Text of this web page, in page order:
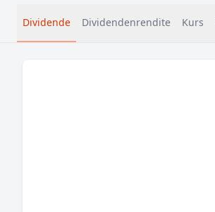
Dividende Dividendenrendite Kurs